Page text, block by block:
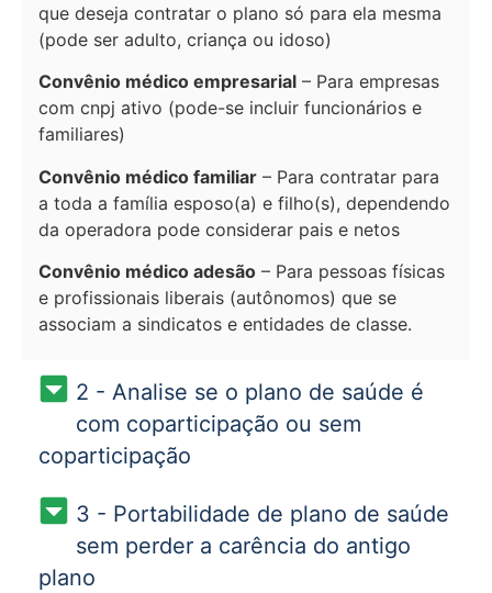
que deseja contratar o plano só para ela mesma
(pode ser adulto, criança ou idoso)
Convênio médico empresarial – Para empresas
com cnpj ativo (pode-se incluir funcionários e
familiares)
Convênio médico familiar – Para contratar para
a toda a família esposo(a) e filho(s), dependendo
da operadora pode considerar pais e netos
Convênio médico adesão – Para pessoas físicas
e profissionais liberais (autônomos) que se
associam a sindicatos e entidades de classe.
2 - Analise se o plano de saúde é
com coparticipação ou sem
coparticipação
3 - Portabilidade de plano de saúde
sem perder a carência do antigo
plano